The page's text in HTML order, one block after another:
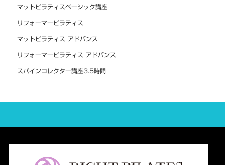
マットピラティスベーシック講座
リフォーマーピラティス
マットピラティス アドバンス
リフォーマーピラティス アドバンス
スパインコレクター講座3.5時間